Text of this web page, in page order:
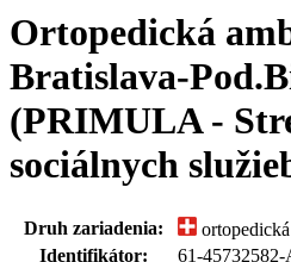
Ortopedická
Bratislava-
(PRIMULA -
sociálnych
Druh zariadenia:
Identifikátor:
61-45732582-